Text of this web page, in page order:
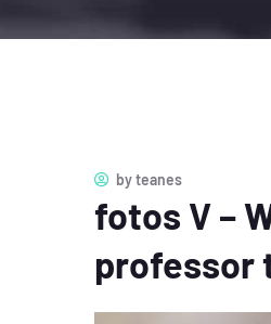
byteanes
fotos V –
professor